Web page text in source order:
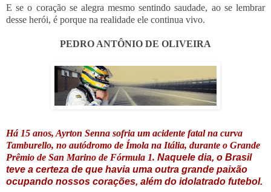
E se o coração se alegra mesmo sentindo saudade, ao se lembrar
desse herói, é porque na realidade ele continua vivo.
PEDRO ANTÔNIO DE OLIVEIRA
Há 15 anos, Ayrton Senna sofria um acidente fatal na curva
Tamburello, no autódromo de Ímola na Itália, durante o Grande
Prêmio de San Marino de Fórmula 1. Naquele dia, o Brasil
teve a certeza de que havia uma outra grande paixão
ocupando nossos corações, além do idolatrado futebol.